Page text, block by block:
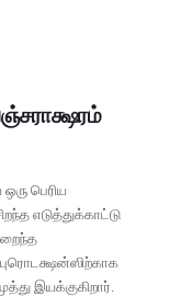
பெரிய
எடுத்துக்காட்டு
இயக்குகிறார்.